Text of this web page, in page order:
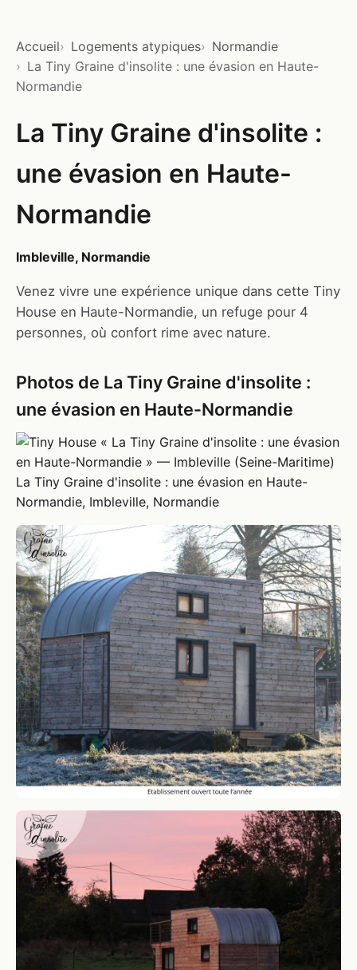
Accueil Logements atypiques
Normandie
La Tiny Graine d'insolite : une évasion en Haute-
Normandie
La Tiny Graine d'insolite :
une évasion en Haute-
Normandie
Imbleville, Normandie
Venez vivre une expérience unique dans cette Tiny
House en Haute-Normandie, un refuge pour 4
personnes, où confort rime avec nature.
Photos de La Tiny Graine d'insolite :
une évasion en Haute-Normandie
La Tiny Graine d'insolite : une évasion en Haute-
Normandie, Imbleville, Normandie